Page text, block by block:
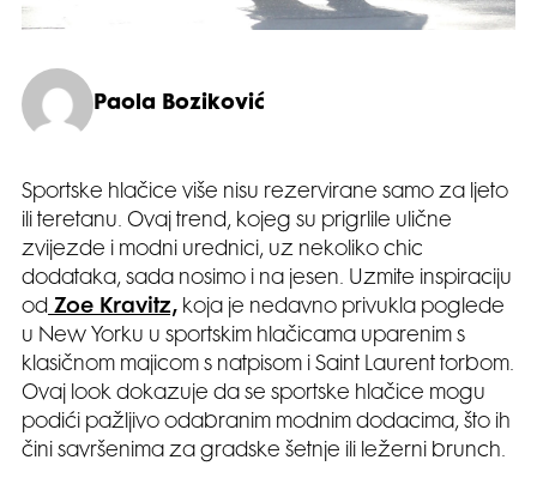
Paola Boziković
Sportske hlačice više nisu rezervirane samo za ljeto
ili teretanu. Ovaj trend, kojeg su prigrlile ulične
zvijezde i modni urednici, uz nekoliko chic
dodataka, sada nosimo i na jesen. Uzmite inspiraciju
od Zoe Kravitz, koja je nedavno privukla poglede
u New Yorku u sportskim hlačicama uparenim s
klasičnom majicom s natpisom i Saint Laurent torbom.
Ovaj look dokazuje da se sportske hlačice mogu
podići pažljivo odabranim modnim dodacima, što ih
čini savršenima za gradske šetnje ili ležerni brunch.